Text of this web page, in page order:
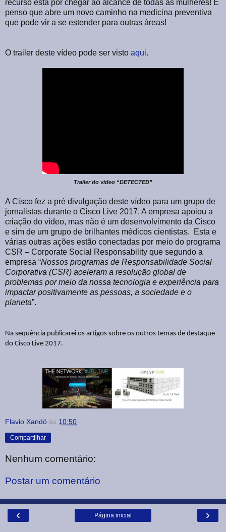
recurso está por chegar ao alcance de todas as mulheres! E
penso que abre um novo caminho na medicina preventiva
que pode vir a se estender para outras áreas!
O trailer deste vídeo pode ser visto aqui.
Trailer do video “DETECTED”
A Cisco fez a pré divulgação deste vídeo para um grupo de
jornalistas durante o Cisco Live 2017. A empresa apoiou a
criação do vídeo, mas não é um desenvolvimento da Cisco
e sim de um grupo de brilhantes médicos cientistas. Esta e
várias outras ações estão conectadas por meio do programa
CSR – Corporate Social Responsability que segundo a
empresa “Nossos programas de Responsabilidade Social
Corporativa (CSR) aceleram a resolução global de
problemas por meio da nossa tecnologia e experiência para
impactar positivamente as pessoas, a sociedade e o
planeta”.
Na sequência publicarei os artigos sobre os outros temas de destaque
do Cisco Live 2017.
Flavio Xandó às 10:50
Compartilhar
Nenhum comentário:
Postar um comentário
‹ ›
Página inicial